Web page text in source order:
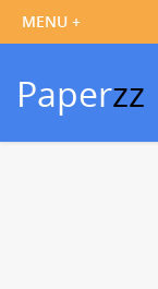
Paperzz